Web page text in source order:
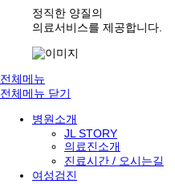
정직한 양질의
의료서비스를 제공합니다.
전체메뉴
전체메뉴 닫기
병원소개
JL STORY
의료진소개
진료시간 / 오시는길
여성검진